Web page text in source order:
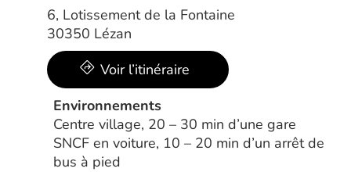
6, Lotissement de la Fontaine
30350 Lézan
Voir l’itinéraire
Environnements
Centre village, 20 – 30 min d’une gare
SNCF en voiture, 10 – 20 min d’un arrêt de
bus à pied